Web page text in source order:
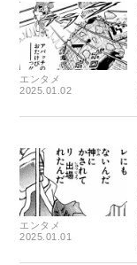
エンタメ
2025.01.02
エンタメ
2025.01.01